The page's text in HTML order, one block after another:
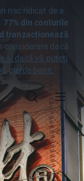
risc ridicat de a
77% din conturile
tranzacționează
considerare dacă
și dacă vă puteți
pierde banii.